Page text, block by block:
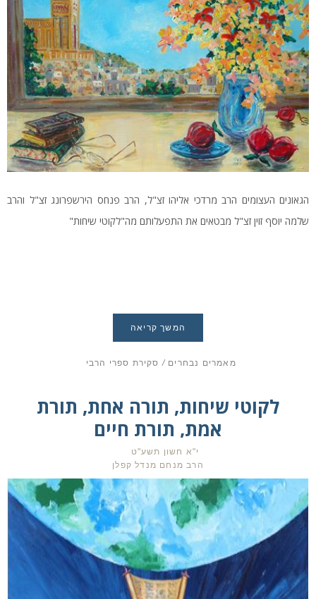
הגאונים העצומים הרב מרדכי אליהו זצ"ל, הרב פנחס הירשפרונג זצ"ל והרב
שלמה יוסף זוין זצ"ל מבטאים את התפעלותם מה"לקוטי שיחות"
המשך קריאה
מאמרים נבחרים / סקירת ספרי הרבי
לקוטי שיחות, תורה אחת, תורת
אמת, תורת חיים
י"א חשון תשע"ט
הרב מנחם מנדל קפלן